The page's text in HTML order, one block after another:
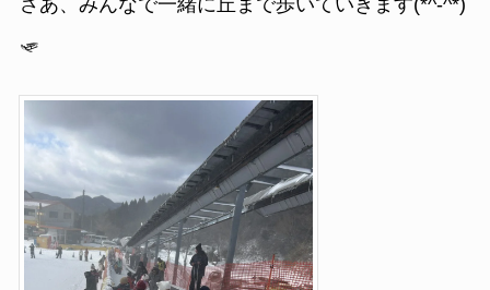
さあ、みんなで一緒に丘まで歩いていきます(*^-^*)
🛷